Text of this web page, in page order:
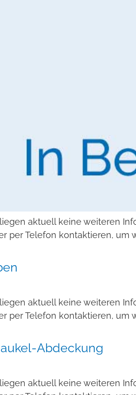
aktuell keine weiteren
per Telefon kontaktieren,
aktuell keine weiteren
per Telefon kontaktieren,
Abdeckung
aktuell keine weiteren